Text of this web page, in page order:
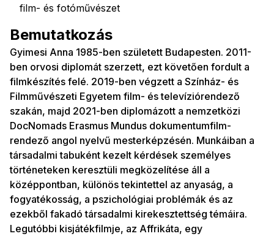
film- és fotóművészet
Bemutatkozás
Gyimesi Anna 1985-ben született Budapesten. 2011-
ben orvosi diplomát szerzett, ezt követően fordult a
filmkészítés felé. 2019-ben végzett a Színház- és
Filmművészeti Egyetem film- és televíziórendező
szakán, majd 2021-ben diplomázott a nemzetközi
DocNomads Erasmus Mundus dokumentumfilm-
rendező angol nyelvű mesterképzésén. Munkáiban a
társadalmi tabuként kezelt kérdések személyes
történeteken keresztüli megközelítése áll a
középpontban, különös tekintettel az anyaság, a
fogyatékosság, a pszichológiai problémák és az
ezekből fakadó társadalmi kirekesztettség témáira.
Legutóbbi kisjátékfilmje, az Affrikáta, egy